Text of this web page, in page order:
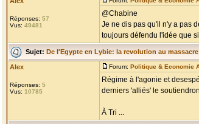
Réponses: 57
Vus: 49481
@Chabine
Je ne dis pas qu'il n'y a pas
toujours défendu l'idée que
Sujet: De l'Egypte en Lybie: la revolution au massacre
Alex
Réponses: 5
Vus: 10785
Forum: Politique & Economie
Régime à l'agonie et
derniers 'alliés' le
À Tri ...